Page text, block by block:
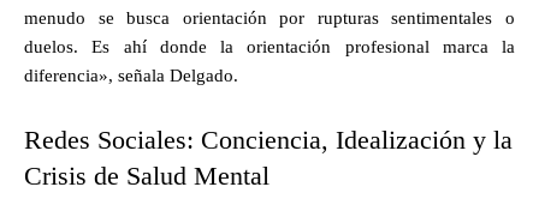
menudo se busca orientación por rupturas sentimentales o
duelos. Es ahí donde la orientación profesional marca la
diferencia», señala Delgado.
Redes Sociales: Conciencia, Idealización y la
Crisis de Salud Mental